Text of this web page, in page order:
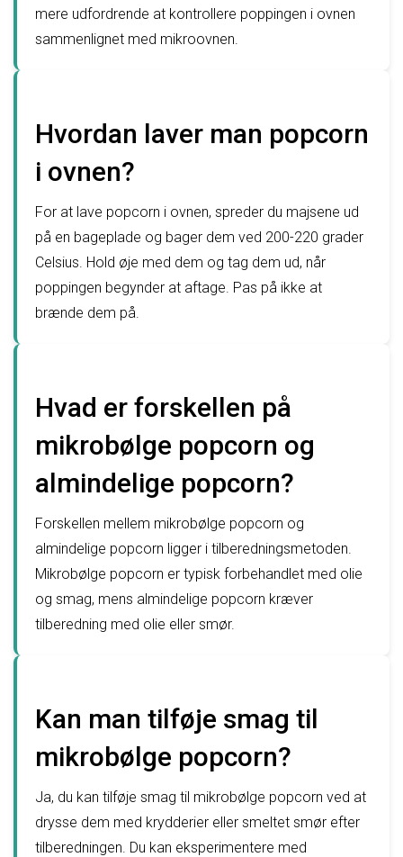
mere udfordrende at kontrollere poppingen i ovnen
sammenlignet med mikroovnen.
Hvordan laver man popcorn
i ovnen?
For at lave popcorn i ovnen, spreder du majsene ud
på en bageplade og bager dem ved 200-220 grader
Celsius. Hold øje med dem og tag dem ud, når
poppingen begynder at aftage. Pas på ikke at
brænde dem på.
Hvad er forskellen på
mikrobølge popcorn og
almindelige popcorn?
Forskellen mellem mikrobølge popcorn og
almindelige popcorn ligger i tilberedningsmetoden.
Mikrobølge popcorn er typisk forbehandlet med olie
og smag, mens almindelige popcorn kræver
tilberedning med olie eller smør.
Kan man tilføje smag til
mikrobølge popcorn?
Ja, du kan tilføje smag til mikrobølge popcorn ved at
drysse dem med krydderier eller smeltet smør efter
tilberedningen. Du kan eksperimentere med